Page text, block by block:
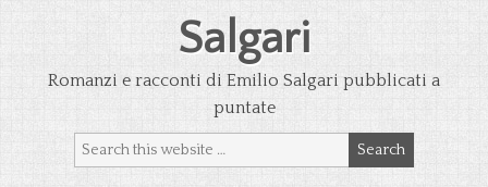
Salgari
Romanzi e racconti di Emilio Salgari pubblicati a
puntate